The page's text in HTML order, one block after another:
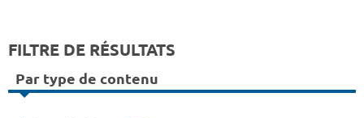
FILTRE DE RÉSULTATS
Par type de contenu